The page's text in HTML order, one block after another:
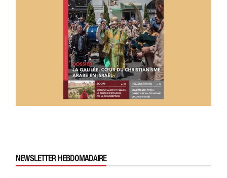
NEWSLETTER HEBDOMADAIRE